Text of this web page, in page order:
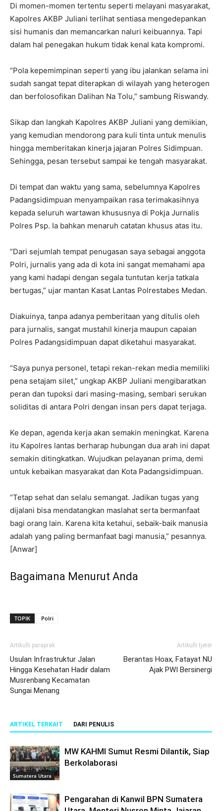
Di momen-momen tertentu seperti melayani masyarakat,
Kapolres AKBP Juliani terlihat sentiasa mengedepankan
sisi humanis dan memancarkan naluri keibuannya. Tapi
dalam hal penegakan hukum tidak kenal kata kompromi.
“Pola kepemimpinan seperti yang ibu jalankan selama ini
sudah sangat tepat diterapkan di wilayah yang heterogen
dan berfolosofikan Dalihan Na Tolu,” sambung Riswandy.
Sikap dan langkah Kapolres AKBP Juliani yang demikian,
yang kemudian mendorong para kuli tinta untuk menulis
hingga memberitakan kinerja jajaran Polres Sidimpuan.
Sehingga, pesan tersebut sampai ke tengah masyarakat.
Di tempat dan waktu yang sama, sebelumnya Kapolres
Padangsidimpuan menyampaikan rasa terimakasihnya
kepada seluruh wartawan khususnya di Pokja Jurnalis
Polres Psp. Ia bahkan menaruh catatan khusus atas itu.
“Dari sejumlah tempat penugasan saya sebagai anggota
Polri, jurnalis yang ada di kota ini sangat memahami apa
yang kami hadapi dengan segala tuntutan kerja tatkala
bertugas,” ujar mantan Kasat Lantas Polrestabes Medan.
Diakuinya, tanpa adanya pemberitaan yang ditulis oleh
para jurnalis, sangat mustahil kinerja maupun capaian
Polres Padangsidimpuan dapat diketahui masyarakat.
“Saya punya personel, tetapi rekan-rekan media memiliki
pena setajam silet,” ungkap AKBP Juliani mengibaratkan
peran dan tupoksi dari masing-masing, sembari serukan
soliditas di antara Polri dengan insan pers dapat terjaga.
Ke depan, agenda kerja akan semakin meningkat. Karena
itu Kapolres lantas berharap hubungan dua arah ini dapat
semakin ditingkatkan. Wujudkan pelayanan prima, demi
untuk kebaikan masyarakat dan Kota Padangsidimpuan.
“Tetap sehat dan selalu semangat. Jadikan tugas yang
dijalani bisa mendatangkan maslahat serta bermanfaat
bagi orang lain. Karena kita ketahui, sebaik-baik manusia
adalah yang paling bermanfaat bagi manusia,” pesannya.
[Anwar]
Bagaimana Menurut Anda
TOPIK Polri
Artikulli paraprak
Usulan Infrastruktur Jalan
Hingga Kesehatan Hadir dalam
Musrenbang Kecamatan
Sungai Menang
Artikulli tjetër
Berantas Hoax, Fatayat NU
Ajak PWI Bersinergi
ARTIKEL TERKAIT DARI PENULIS
Sumatera Utara
MW KAHMI Sumut Resmi Dilantik, Siap
Berkolaborasi
Pengarahan di Kanwil BPN Sumatera